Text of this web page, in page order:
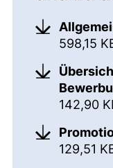
598,15
142,90
129,51